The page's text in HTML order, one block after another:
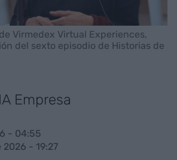
Virmedex Virtual Experiences,
del sexto episodio de Historias de
Empresa
- 04:55
- 19:27